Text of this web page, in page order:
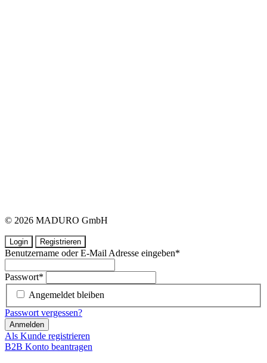
© 2026 MADURO GmbH
Login Registrieren
Benutzername oder E-Mail Adresse eingeben*
Passwort*
Angemeldet bleiben
Passwort vergessen?
Anmelden
Als Kunde registrieren
B2B Konto beantragen